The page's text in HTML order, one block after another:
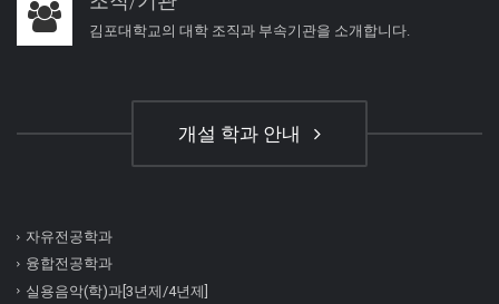
김포대학교의 대학 조직과 부속기관을 소개합니다.
개설 학과 안내
자유전공학과
융합전공학과
실용음악(학)과[3년제/4년제]